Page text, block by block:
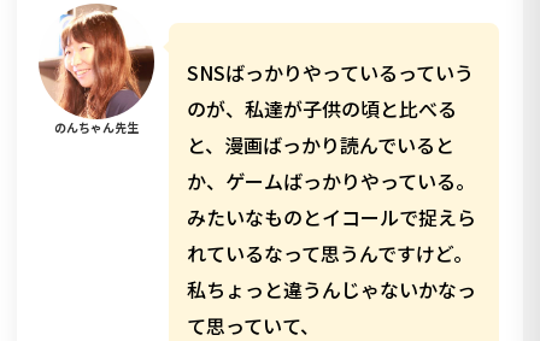
のんちゃん先生
SNSばっかりやっているっていう
のが、私達が子供の頃と比べる
と、漫画ばっかり読んでいると
か、ゲームばっかりやっている。
みたいなものとイコールで捉えら
れているなって思うんですけど。
私ちょっと違うんじゃないかなっ
て思っていて、